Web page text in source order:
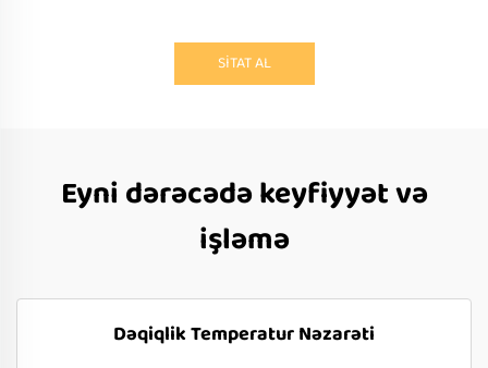
SİTAT AL
Eyni dərəcədə keyfiyyət və
işləmə
Dəqiqlik Temperatur Nəzarəti